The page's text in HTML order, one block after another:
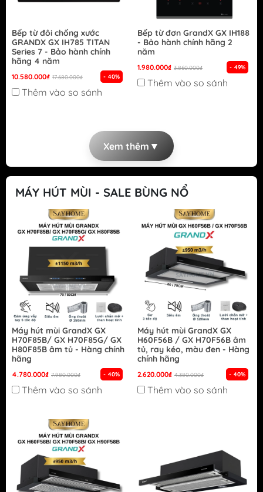
Bếp từ đôi chống xước
GRANDX GX IH785 TITAN
Series 7 - Bảo hành chính
hãng 4 năm
10.580.000₫ 17.680.000₫ - 40%
Thêm vào so sánh
Bếp từ đơn GrandX GX IH188
- Bảo hành chính hãng 2
năm
1.980.000₫ 3.860.000₫ - 49%
Thêm vào so sánh
Xem thêm ▼
MÁY HÚT MÙI - SALE BÙNG NỔ
Máy hút mùi GrandX GX
H70F85B/ GX H70F85G/ GX
H80F85B âm tủ - Hàng chính
hãng
4.780.000₫ 7.980.000₫ - 40%
Thêm vào so sánh
Máy hút mùi GrandX GX
H60F56B / GX H70F56B âm
tủ, ray kéo, màu đen - Hàng
chính hãng
2.620.000₫ 4.380.000₫ - 40%
Thêm vào so sánh